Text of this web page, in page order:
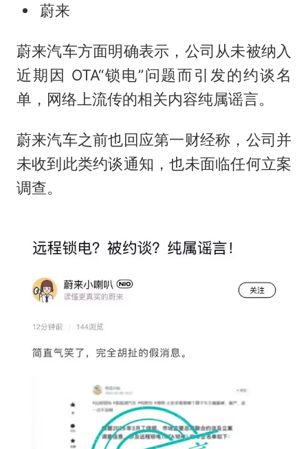
蔚来
蔚来汽车方面明确表示，公司从未被纳入
近期因 OTA“锁电”问题而引发的约谈名
单，网络上流传的相关内容纯属谣言。
蔚来汽车之前也回应第一财经称，公司并
未收到此类约谈通知，也未面临任何立案
调查。